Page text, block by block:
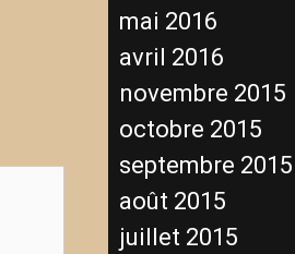
mai 2016
avril 2016
novembre 2015
octobre 2015
septembre 2015
août 2015
juillet 2015